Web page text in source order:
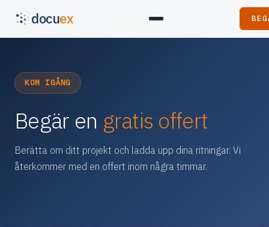
docuex
KOM IGÅNG
Begär en gratis offert
Berätta om ditt projekt och ladda upp dina ritningar. Vi
återkommer med en offert inom några timmar.